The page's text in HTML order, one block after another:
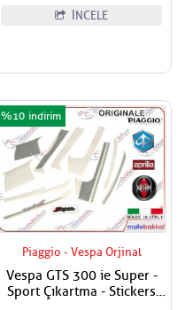
İNCELE
Piaggio - Vespa Orjinal
Vespa GTS 300 ie Super -
Sport Çıkartma - Stickers
%10